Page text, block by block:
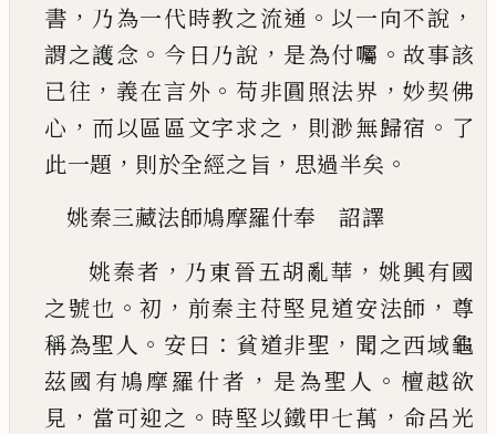
書 ， 乃為一代時教之流通 。 以一向不說 ，
謂之護念 。 今日乃說 ， 是為付囑 。故事該
已往 ， 義在言外 。 苟非圓照法界 ，妙契佛
心 ， 而以區區文字求之 ， 則渺無歸宿 。 了
此一題 ， 則於全經之旨 ， 思過半矣 。
姚秦三藏法師鳩摩羅什奉 詔譯
姚秦者 ， 乃東晉五胡亂華 ，姚興有國
之號也 。初 ， 前秦主苻堅見道安法師 ， 尊
稱為聖人 。 安曰 ： 貧道非聖 ， 聞之西域龜
茲國有鳩摩羅什者 ， 是為聖人 。 檀越欲
見 ， 當可迎之 。 時堅以鐵甲七萬 ， 命呂光